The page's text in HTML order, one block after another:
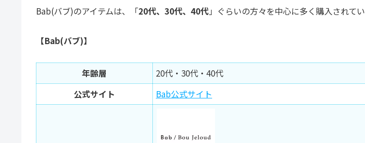
Bab(バブ)のアイテムは、「20代、30代、40代」ぐらいの方々を中心に多く購入されてい
【Bab(バブ)】
年齢層
20代・30代・40代
公式サイト
Bab公式サイト